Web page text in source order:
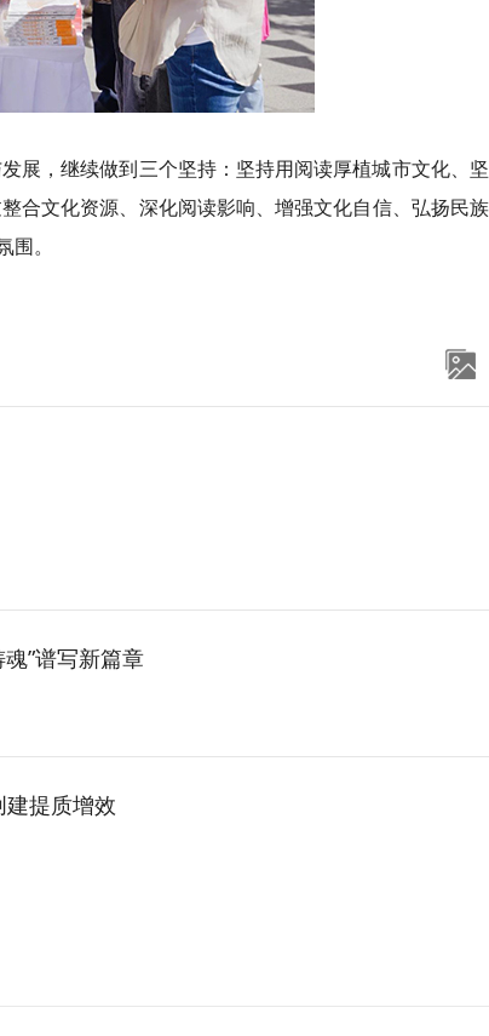
展，继续做到三个坚持：坚持用阅读厚植城市文化、
合文化资源、深化阅读影响、增强文化自信、弘扬民
。
”谱写新篇章
建提质增效